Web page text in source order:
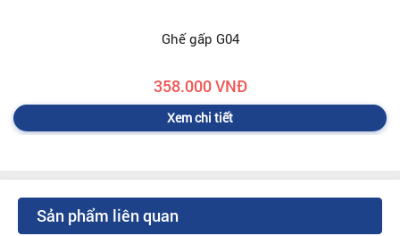
Ghế gấp G04
358.000 VNĐ
Xem chi tiết
Sản phẩm liên quan